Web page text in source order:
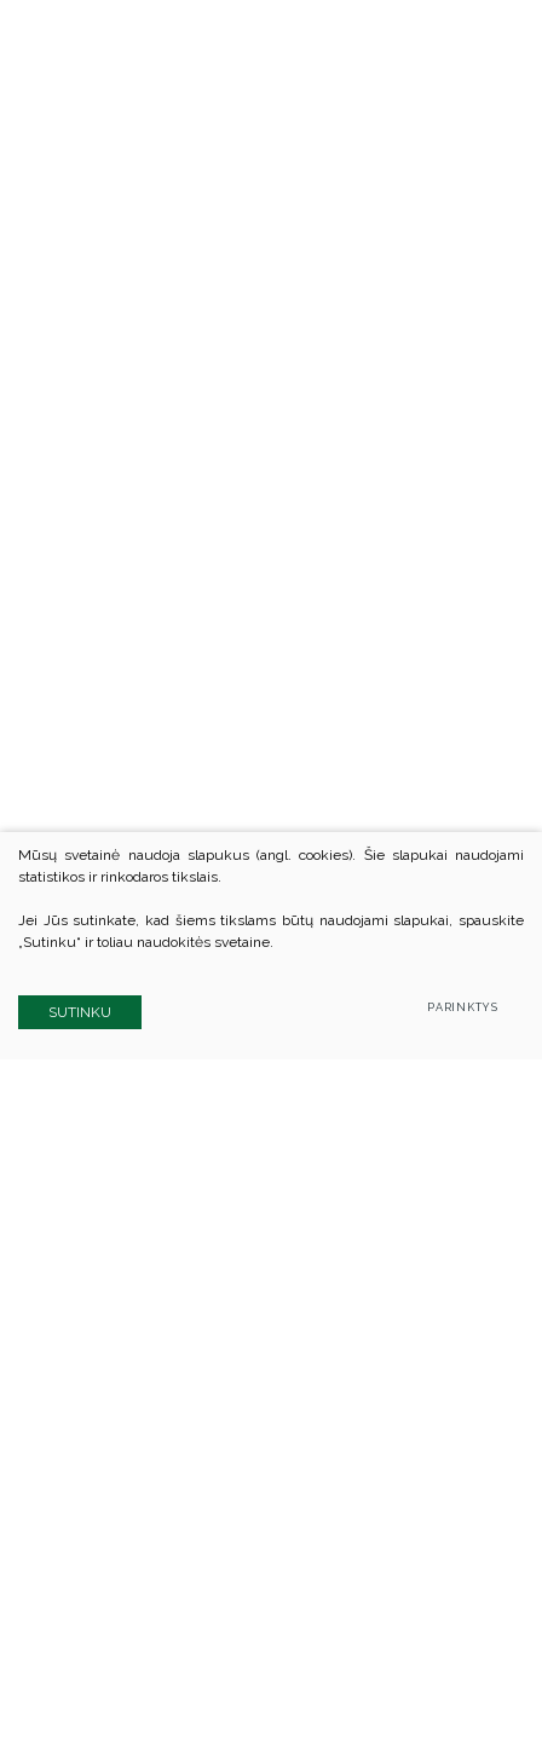
Mūsų svetainė naudoja slapukus (angl. cookies). Šie slapukai naudojami
statistikos ir rinkodaros tikslais.
Jei Jūs sutinkate, kad šiems tikslams būtų naudojami slapukai, spauskite
„Sutinku“ ir toliau naudokitės svetaine.
SUTINKU PARINKTYS